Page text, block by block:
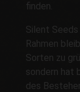
finden.
Silent
Rahmen
Sorten zu
sondern hat
des